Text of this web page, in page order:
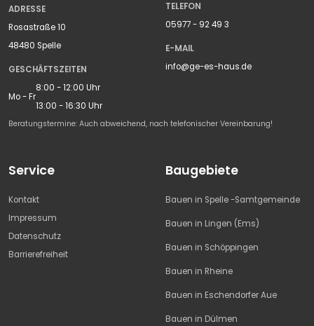
ADRESSE
Rosastraße 10
48480 Spelle
GESCHÄFTSZEITEN
Mo - Fr
8:00 - 12:00 Uhr
13:00 - 16:30 Uhr
TELEFON
05977 - 92 49 3
E-MAIL
info@ge-es-haus.de
Beratungstermine: Auch abweichend, nach telefonischer Vereinbarung!
Service
Kontakt
Impressum
Datenschutz
Barrierefreiheit
Baugebiete
Bauen in Spelle -Samtgemeinde
Bauen in Lingen (Ems)
Bauen in Schöppingen
Bauen in Rheine
Bauen in Eschendorfer Aue
Bauen in Dülmen
Text vergrößern
Text verkleinern
Textabstand